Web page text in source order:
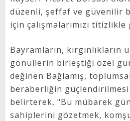
düzenli, şeffaf ve güvenilir
için çalışmalarımızı
Bayramların, kırgınlıkların
gönüllerin birleştiği özel
değinen Bağlamış,
beraberliğin
belirterek, "Bu mübarek
sahiplerini gözetmek,